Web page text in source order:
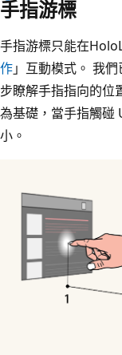
手指游標
手指游標只能在
作」互動模式。 我
步瞭解手指指向的位
為基礎，當手指觸碰
小。